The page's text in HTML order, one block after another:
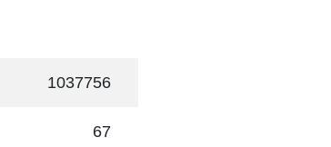
1037756
67